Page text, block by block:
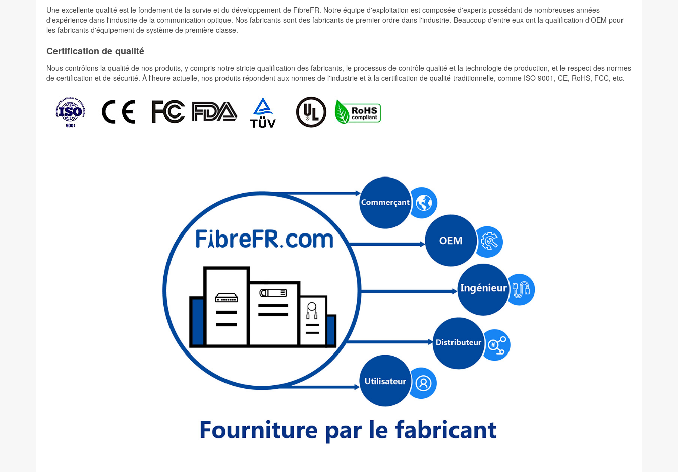
Une excellente qualité est le fondement de la survie et du développement de FibreFR. Notre équipe d'exploitation est composée d'experts possédant de nombreuses années
d'expérience dans l'industrie de la communication optique. Nos fabricants sont des fabricants de premier ordre dans l'industrie. Beaucoup d'entre eux ont la qualification d'OEM pour
les fabricants d'équipement de système de première classe.
Certification de qualité
Nous contrôlons la qualité de nos produits, y compris notre stricte qualification des fabricants, le processus de contrôle qualité et la technologie de production, et le respect des normes
de certification et de sécurité. À l'heure actuelle, nos produits répondent aux normes de l'industrie et à la certification de qualité traditionnelle, comme ISO 9001, CE, RoHS, FCC, etc.